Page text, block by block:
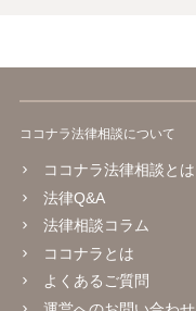
ココナラ法律相談について
ココナラ法律相談とは
法律Q&A
法律相談コラム
ココナラとは
よくあるご質問